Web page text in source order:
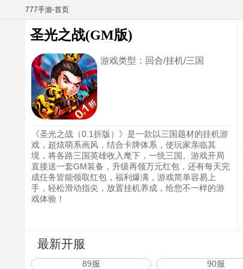
777手游-首页
圣光之战(GM版)
游戏类型： 回合/挂机/三国
《圣光之战（0.1折版）》是一款以三国题材的挂机游
戏，超炫萌系画风，结合卡牌体系，使玩家亲临其
境，将各路三国英雄收入麾下，一统三国。游戏开局
直接送一套GM装备，升级再领万元红包，还有每天完
成任务皆能领取红包，福利爆满，游戏简单容易上
手，轻松滑动指尖，放置挂机养成，给您不一样的游
戏体验！
最新开服
89服 90服